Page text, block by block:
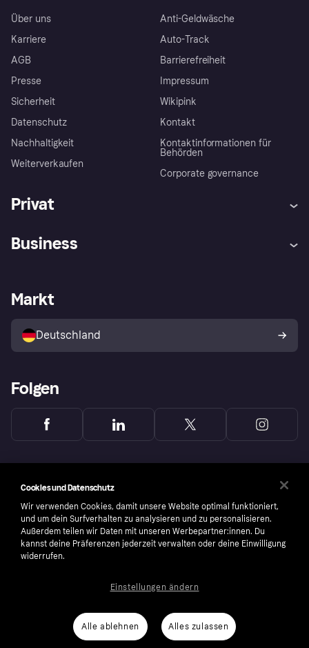
Über uns
Karriere
AGB
Presse
Sicherheit
Datenschutz
Nachhaltigkeit
Weiterverkaufen
Anti-Geldwäsche
Auto-Track
Barrierefreiheit
Impressum
Wikipink
Kontakt
Kontaktinformationen für
Behörden
Corporate governance
Privat
Klarna App
Shops entdecken
Käuferschutzrichtlinie
Dein Widerrufsrecht
Business
Händlerportal
Markt
Deutschland
Folgen
number: 556737-0431
Nutzungsbedingungen CookiesKlarna.com
Cookies und Datenschutz
Wir verwenden Cookies, damit unsere Website optimal funktioniert,
und um dein Surfverhalten zu analysieren und zu personalisieren.
Außerdem teilen wir Daten mit unseren Werbepartner:innen. Du
kannst deine Präferenzen jederzeit verwalten oder deine Einwilligung
widerrufen.
Alle ablehnen Alles zulassen
Einstellungen ändern